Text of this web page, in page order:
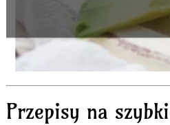
Przepisy na